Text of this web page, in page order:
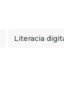
Literacia